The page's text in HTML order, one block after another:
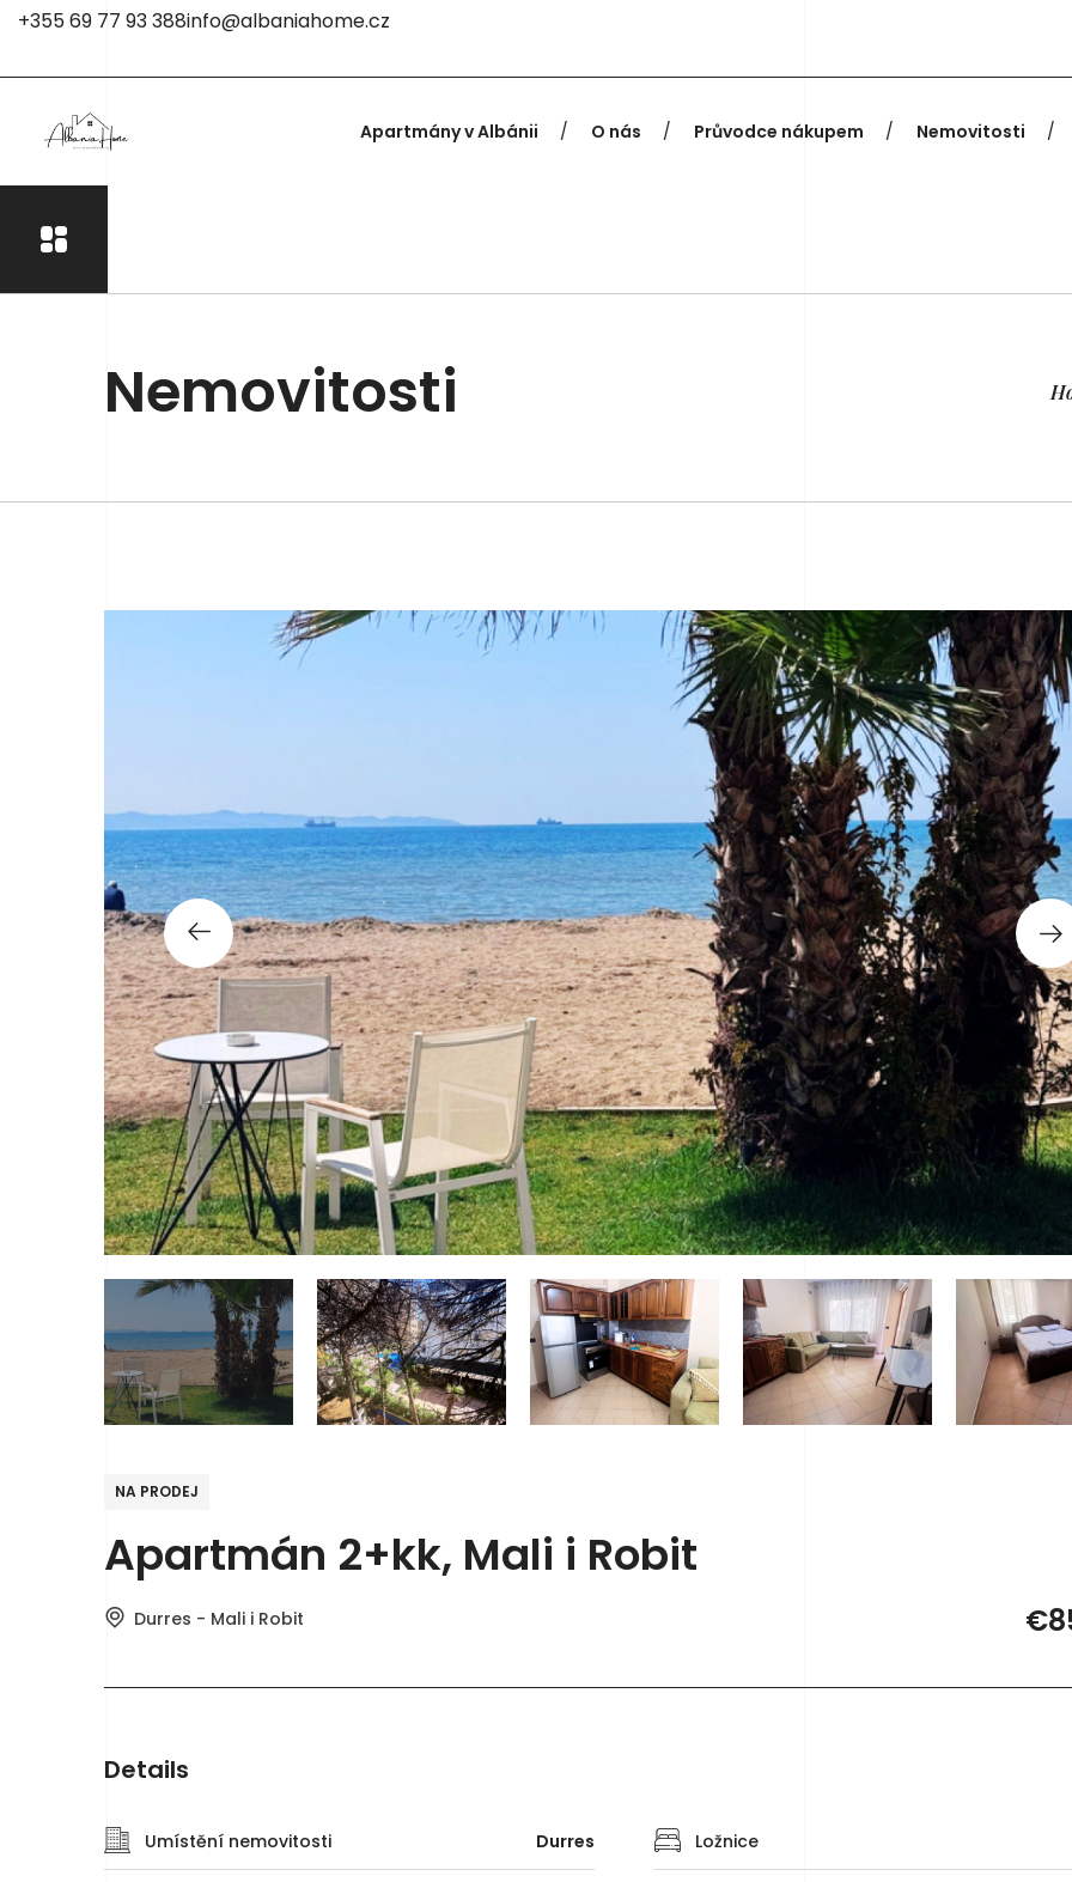
+355 69 77 93 388info@albaniahome.cz
Apartmány v Albánii O nás Průvodce nákupem Nemovitosti
Nemovitosti
NA PRODEJ
Apartmán 2+kk, Mali i Robit
Durres - Mali i Robit
Details
Umístění nemovitosti Durres Ložnice